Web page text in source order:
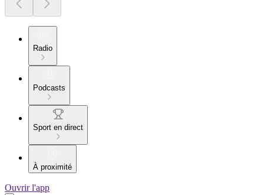
Radio
Podcasts
Sport en direct
À proximité
Ouvrir l'app